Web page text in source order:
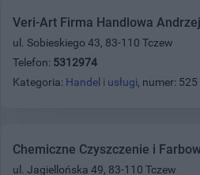
Veri-Art Firma Handlowa
ul. Sobieskiego 43, 83-110 Tczew
Telefon: 5312974
Kategoria: Handel i usługi, numer: 525
Chemiczne Czyszczenie i
ul. Jagiellońska 49, 83-110 Tczew